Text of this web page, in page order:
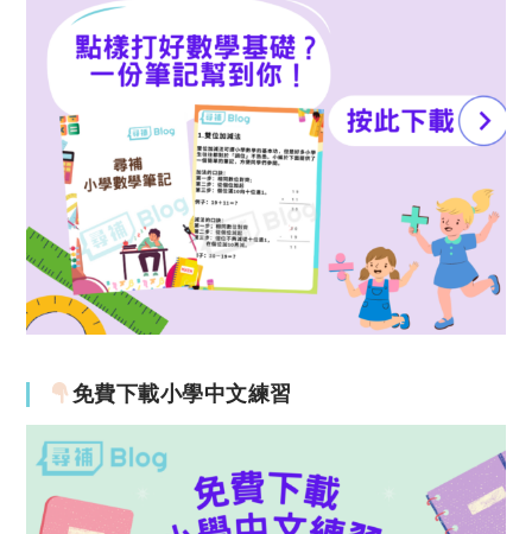
免費下載小學中文練習